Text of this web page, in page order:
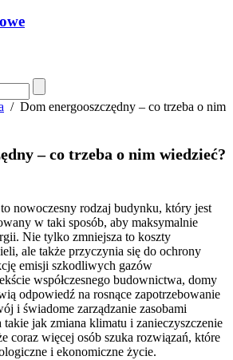
/ Dom energooszczędny – co trzeba o nim
– co trzeba o nim wiedzieć?
nowoczesny rodzaj budynku, który jest
w taki sposób, aby maksymalnie
Nie tylko zmniejsza to koszty
ale także przyczynia się do ochrony
emisji szkodliwych gazów
współczesnego budownictwa, domy
odpowiedź na rosnące zapotrzebowanie
i świadome zarządzanie zasobami
jak zmiana klimatu i zanieczyszczenie
coraz więcej osób szuka rozwiązań, które
i ekonomiczne życie.